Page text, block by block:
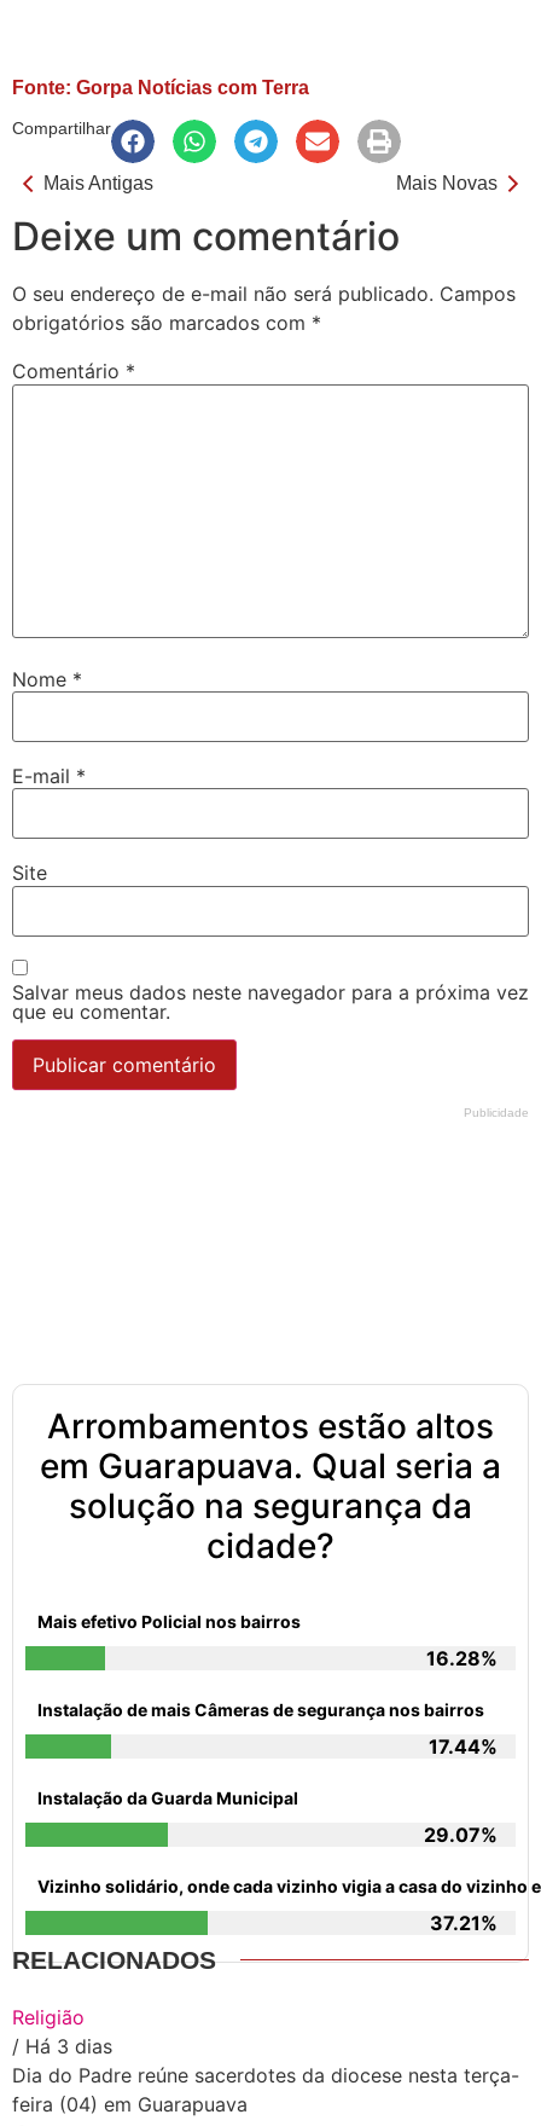
Fonte: Gorpa Notícias com Terra
Compartilhar
Mais Antigas Mais Novas
Deixe um comentário
O seu endereço de e-mail não será publicado. Campos
obrigatórios são marcados com *
Comentário *
Nome *
E-mail *
Site
Salvar meus dados neste navegador para a próxima vez
que eu comentar.
Publicidade
Arrombamentos estão altos
em Guarapuava. Qual seria a
solução na segurança da
cidade?
Mais efetivo Policial nos bairros
16.28%
Instalação de mais Câmeras de segurança nos bairros
17.44%
Instalação da Guarda Municipal
29.07%
Vizinho solidário, onde cada vizinho vigia a casa do vizinho
37.21%
RELACIONADOS
Religião
/ Há 3 dias
Dia do Padre reúne sacerdotes da diocese nesta terça-
feira (04) em Guarapuava